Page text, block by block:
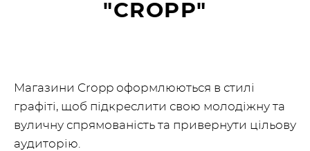
"CROPP"
Магазини Cropp оформлюються в стилі
графіті, щоб підкреслити свою молодіжну та
вуличну спрямованість та привернути цільову
аудиторію.